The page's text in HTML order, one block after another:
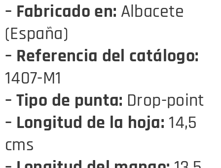
– Fabricado en: Albacete
(España)
– Referencia del catálogo:
1407-M1
– Tipo de punta: Drop-point
– Longitud de la hoja: 14,5
cms